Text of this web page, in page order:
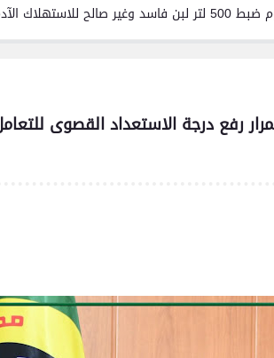
رفع درجة الاستعداد القصوى